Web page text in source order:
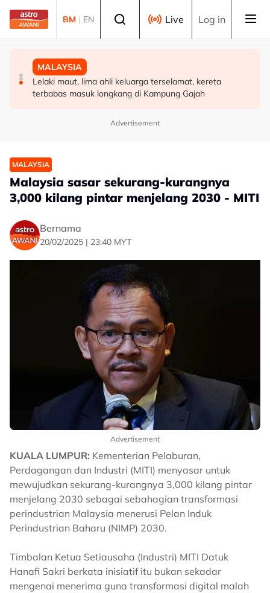
Skip to main content
BM | EN Live Log in
MALAYSIA
Pelan Tindakan Jerebu Kebangsaan diaktifkan
MALAYSIA
Lima kawasan di Sarawak catat IPU tidak sihat
MALAYSIA
Lelaki maut, lima ahli keluarga terselamat, kereta
terbabas masuk longkang di Kampung Gajah
Advertisement
MALAYSIA
Malaysia sasar sekurang-kurangnya
3,000 kilang pintar menjelang 2030 - MITI
Bernama
20/02/2025 | 23:40 MYT
Advertisement
KUALA LUMPUR: Kementerian Pelaburan,
Perdagangan dan Industri (MITI) menyasar untuk
mewujudkan sekurang-kurangnya 3,000 kilang pintar
menjelang 2030 sebagai sebahagian transformasi
perindustrian Malaysia menerusi Pelan Induk
Perindustrian Baharu (NIMP) 2030.
Timbalan Ketua Setiausaha (Industri) MITI Datuk
Hanafi Sakri berkata inisiatif itu bukan sekadar
mengenai menerima guna transformasi digital malah